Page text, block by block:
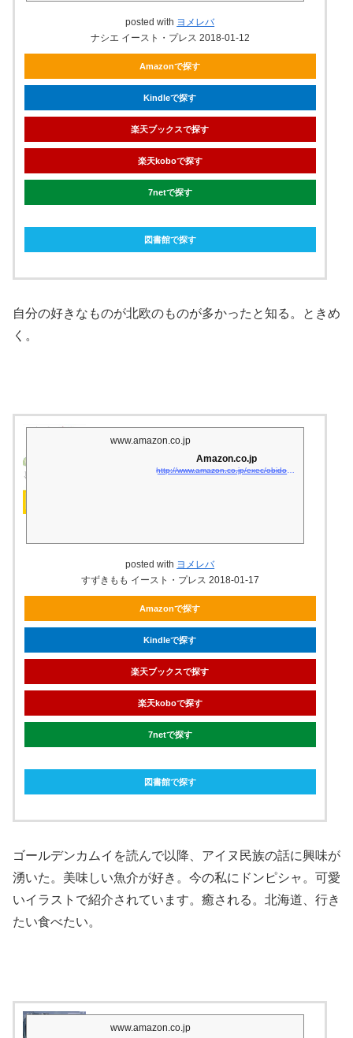
posted with ヨメレバ
ナシエ イースト・プレス 2018-01-12
Amazonで探す
Kindleで探す
楽天ブックスで探す
楽天koboで探す
7netで探す
図書館で探す
自分の好きなものが北欧のものが多かったと知る。ときめ
く。
www.amazon.co.jp
Amazon.co.jp
http://www.amazon.co.jp/exec/obidos/asin/4781616259/matsukiyoko02-22/
posted with ヨメレバ
すずきもも イースト・プレス 2018-01-17
Amazonで探す
Kindleで探す
楽天ブックスで探す
楽天koboで探す
7netで探す
図書館で探す
ゴールデンカムイを読んで以降、アイヌ民族の話に興味が
湧いた。美味しい魚介が好き。今の私にドンピシャ。可愛
いイラストで紹介されています。癒される。北海道、行き
たい食べたい。
www.amazon.co.jp